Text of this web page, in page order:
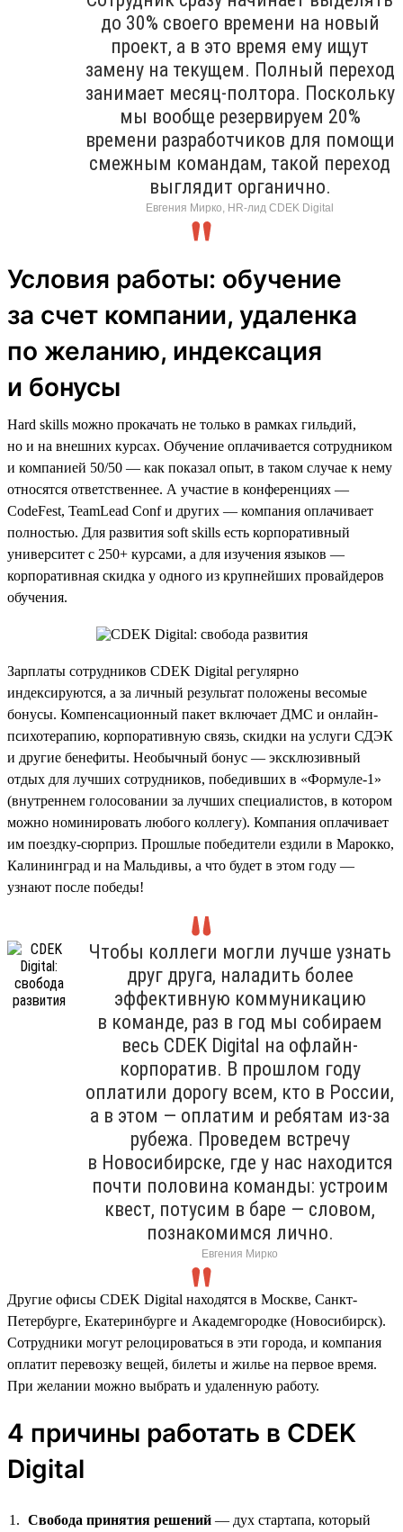
до 30% своего времени на новый
проект, а в это время ему ищут
замену на текущем. Полный переход
занимает месяц-полтора. Поскольку
мы вообще резервируем 20%
времени разработчиков для помощи
смежным командам, такой переход
выглядит органично.
Евгения Мирко, HR-лид CDEK Digital
Условия работы: обучение
за счет компании, удаленка
по желанию, индексация
и бонусы
Hard skills можно прокачать не только в рамках гильдий,
но и на внешних курсах. Обучение оплачивается сотрудником
и компанией 50/50 — как показал опыт, в таком случае к нему
относятся ответственнее. А участие в конференциях —
CodeFest, TeamLead Conf и других — компания оплачивает
полностью. Для развития soft skills есть корпоративный
университет с 250+ курсами, а для изучения языков —
корпоративная скидка у одного из крупнейших провайдеров
обучения.
Зарплаты сотрудников CDEK Digital регулярно
индексируются, а за личный результат положены весомые
бонусы. Компенсационный пакет включает ДМС и онлайн-
психотерапию, корпоративную связь, скидки на услуги СДЭК
и другие бенефиты. Необычный бонус — эксклюзивный
отдых для лучших сотрудников, победивших в «Формуле-1»
(внутреннем голосовании за лучших специалистов, в котором
можно номинировать любого коллегу). Компания оплачивает
им поездку-сюрприз. Прошлые победители ездили в Марокко,
Калининград и на Мальдивы, а что будет в этом году —
узнают после победы!
Чтобы коллеги могли лучше узнать
друг друга, наладить более
эффективную коммуникацию
в команде, раз в год мы собираем
весь CDEK Digital на офлайн-
корпоратив. В прошлом году
оплатили дорогу всем, кто в России,
а в этом — оплатим и ребятам из-за
рубежа. Проведем встречу
в Новосибирске, где у нас находится
почти половина команды: устроим
квест, потусим в баре — словом,
познакомимся лично.
Евгения Мирко
Другие офисы CDEK Digital находятся в Москве, Санкт-
Петербурге, Екатеринбурге и Академгородке (Новосибирск).
Сотрудники могут релоцироваться в эти города, и компания
оплатит перевозку вещей, билеты и жилье на первое время.
При желании можно выбрать и удаленную работу.
4 причины работать в CDEK
Digital
Свобода принятия решений — дух стартапа, который